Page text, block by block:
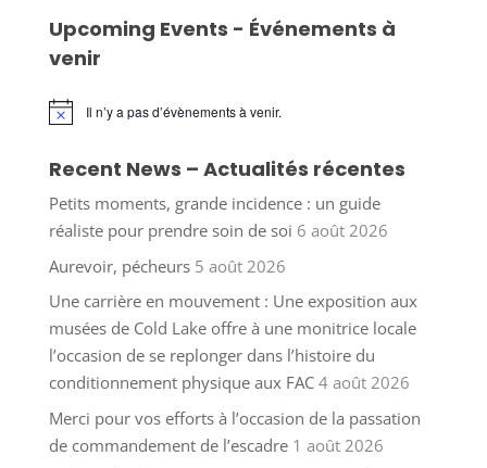
Upcoming Events - Événements à
venir
Notice Il n’y a pas d’évènements à venir.
Recent News – Actualités récentes
Petits moments, grande incidence : un guide
réaliste pour prendre soin de soi 6 août 2026
Aurevoir, pécheurs 5 août 2026
Une carrière en mouvement : Une exposition aux
musées de Cold Lake offre à une monitrice locale
l’occasion de se replonger dans l’histoire du
conditionnement physique aux FAC 4 août 2026
Merci pour vos efforts à l’occasion de la passation
de commandement de l’escadre 1 août 2026